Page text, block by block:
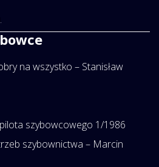
na wszystko – Stanisław
szybowcowego 1/1986
szybownictwa – Marcin